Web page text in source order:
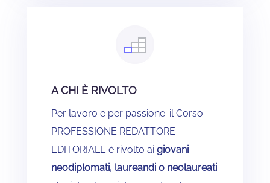
A CHI È RIVOLTO
Per lavoro e per passione: il Corso
PROFESSIONE REDATTORE
EDITORIALE è rivolto ai giovani
neodiplomati, laureandi o neolaureati